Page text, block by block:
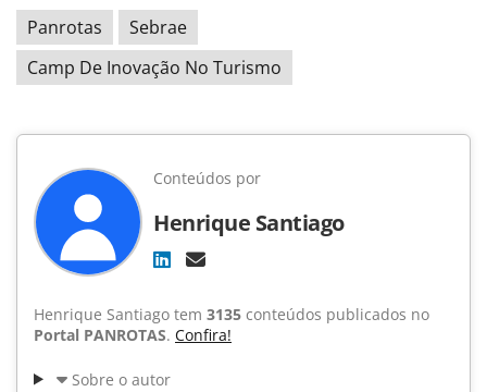
Panrotas
Sebrae
Camp De Inovação No Turismo
Conteúdos por
Henrique Santiago
Henrique Santiago tem 3135 conteúdos publicados no
Portal PANROTAS. Confira!
Sobre o autor